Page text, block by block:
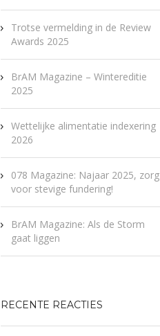
Trotse vermelding in de Review
Awards 2025
BrAM Magazine – Wintereditie
2025
Wettelijke alimentatie indexering
2026
078 Magazine: Najaar 2025, zorg
voor stevige fundering!
BrAM Magazine: Als de Storm
gaat liggen
RECENTE REACTIES